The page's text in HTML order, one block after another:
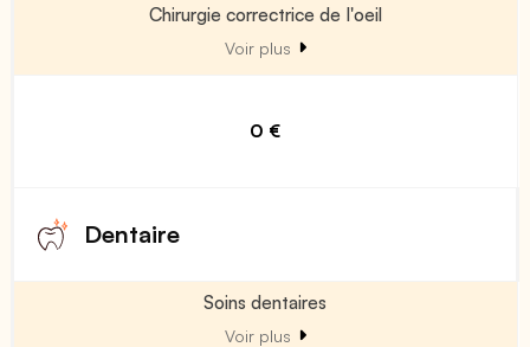
Chirurgie correctrice de l'oeil
Voir plus
0 €
Dentaire
Soins dentaires
Voir plus